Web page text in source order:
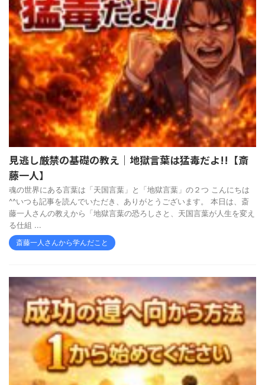
見逃し厳禁の基礎の教え｜地獄言葉は猛毒だよ!!【斎
藤一人】
魂の世界にある言葉は「天国言葉」と「地獄言葉」の２つ こんにちは
^^いつも記事を読んでいただき、ありがとうございます。 本日は、斎
藤一人さんの教えから「地獄言葉の恐ろしさと、天国言葉が人生を変え
る仕組 ...
斎藤一人さんから学んだこと